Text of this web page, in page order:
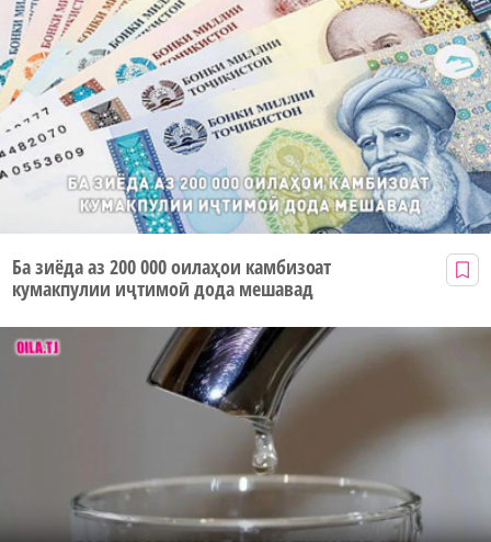
Ба зиёда аз 200 000 оилаҳои камбизоат
кумакпулии иҷтимоӣ дода мешавад